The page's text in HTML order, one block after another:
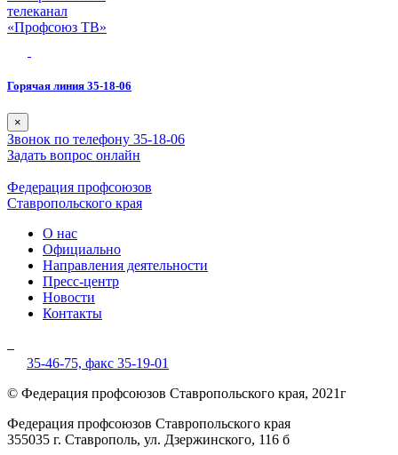
телеканал
«Профсоюз ТВ»
Горячая линия 35-18-06
×
Звонок по телефону 35-18-06
Задать вопрос онлайн
Федерация профсоюзов
Ставропольского края
О нас
Официально
Направления деятельности
Пресс-центр
Новости
Контакты
35-46-75, факс 35-19-01
© Федерация профсоюзов Ставропольского края, 2021г
Федерация профсоюзов Ставропольского края
355035 г. Ставрополь, ул. Дзержинского, 116 б